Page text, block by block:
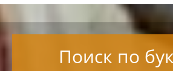
Поиск по